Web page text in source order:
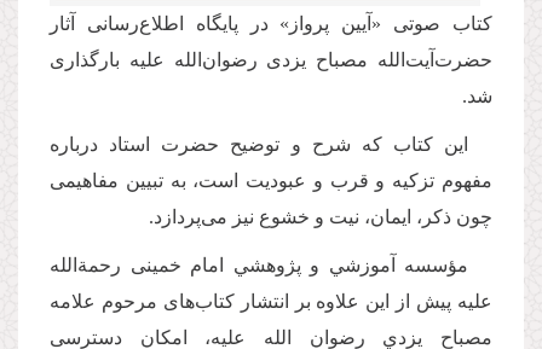
کتاب صوتی «آیین پرواز» در پایگاه اطلاع‌رسانی آثار
حضرت‌آیت‌الله مصباح یزدی رضوان‌الله علیه بارگذاری
شد.
این کتاب که شرح و توضیح حضرت استاد درباره
مفهوم تزکیه و قرب و عبودیت است، به تبیین مفاهیمی
چون ذکر، ایمان، نیت و خشوع نیز می‌پردازد.
مؤسسه آموزشي و پژوهشي امام خمينی‌ رحمة‌الله‌
عليه پيش از اين علاوه بر انتشار کتاب‌های مرحوم علامه
مصباح يزدي رضوان‌ الله‌ عليه، امكان دسترسی